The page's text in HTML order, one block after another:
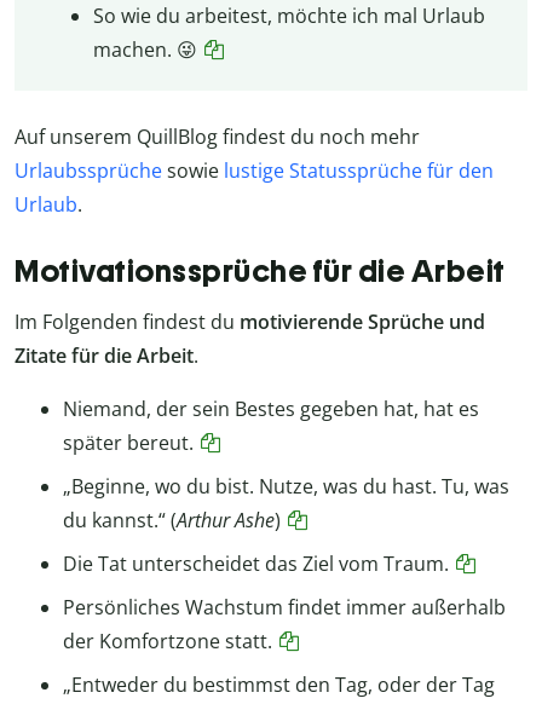
So wie du arbeitest, möchte ich mal Urlaub
machen. 😜
Auf unserem QuillBlog findest du noch mehr
Urlaubssprüchesowie lustige Statussprüche für den
Urlaub.
Motivationssprüche für die Arbeit
Im Folgenden findest du motivierende Sprüche und
Zitate für die Arbeit.
Niemand, der sein Bestes gegeben hat, hat es
später bereut.
„Beginne, wo du bist. Nutze, was du hast. Tu, was
du kannst.“ (Arthur Ashe)
Die Tat unterscheidet das Ziel vom Traum.
Persönliches Wachstum findet immer außerhalb
der Komfortzone statt.
„Entweder du bestimmst den Tag, oder der Tag